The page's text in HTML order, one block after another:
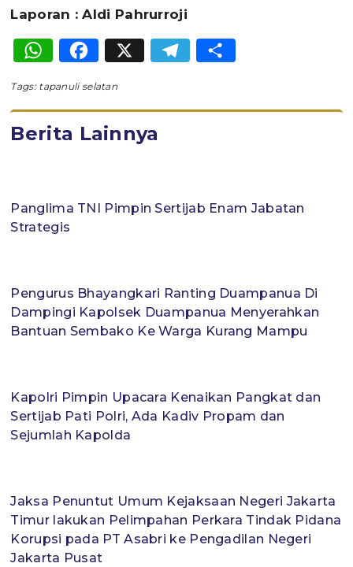
Laporan : Aldi Pahrurroji
WhatsApp
Facebook
X Telegram
Tags: tapanuli selatan
Berita Lainnya
Panglima TNI Pimpin Sertijab Enam Jabatan
Strategis
Pengurus Bhayangkari Ranting Duampanua Di
Dampingi Kapolsek Duampanua Menyerahkan
Bantuan Sembako Ke Warga Kurang Mampu
Kapolri Pimpin Upacara Kenaikan Pangkat dan
Sertijab Pati Polri, Ada Kadiv Propam dan
Sejumlah Kapolda
Jaksa Penuntut Umum Kejaksaan Negeri Jakarta
Timur lakukan Pelimpahan Perkara Tindak Pidana
Korupsi pada PT Asabri ke Pengadilan Negeri
Jakarta Pusat